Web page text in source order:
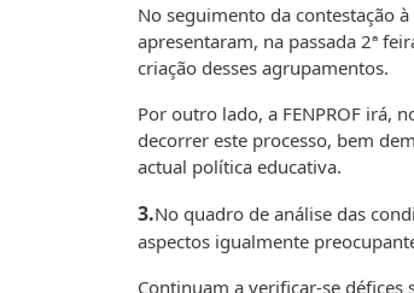
No seguimento da contestação
apresentaram, na passada 2ª
criação desses agrupamentos.
Por outro lado, a FENPROF irá,
decorrer este processo, bem
actual política educativa.
3.No quadro de análise das
aspectos igualmente
Continuam a verificar-se